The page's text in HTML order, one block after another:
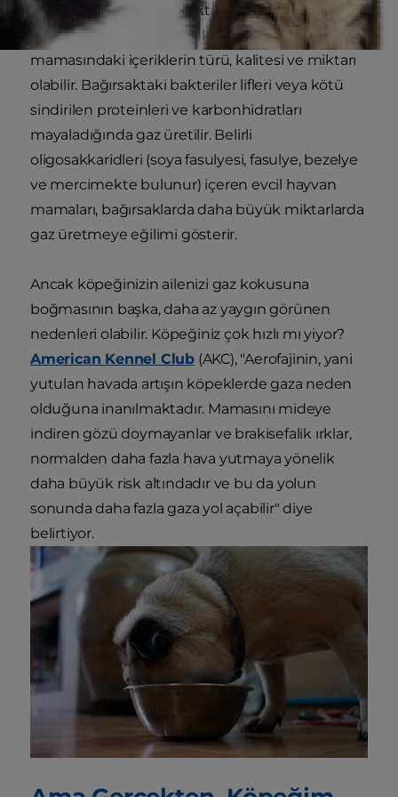
Diğer bir neden, bağırsakta üretilen gazın
miktarını etkilediğinden köpeğinizin
mamasındaki içeriklerin türü, kalitesi ve miktarı
olabilir. Bağırsaktaki bakteriler lifleri veya kötü
sindirilen proteinleri ve karbonhidratları
mayaladığında gaz üretilir. Belirli
oligosakkaridleri (soya fasulyesi, fasulye, bezelye
ve mercimekte bulunur) içeren evcil hayvan
mamaları, bağırsaklarda daha büyük miktarlarda
gaz üretmeye eğilimi gösterir.
Ancak köpeğinizin ailenizi gaz kokusuna
boğmasının başka, daha az yaygın görünen
nedenleri olabilir. Köpeğiniz çok hızlı mı yiyor?
American Kennel Club (AKC), "Aerofajinin, yani
yutulan havada artışın köpeklerde gaza neden
olduğuna inanılmaktadır. Mamasını mideye
indiren gözü doymayanlar ve brakisefalik ırklar,
normalden daha fazla hava yutmaya yönelik
daha büyük risk altındadır ve bu da yolun
sonunda daha fazla gaza yol açabilir" diye
belirtiyor.